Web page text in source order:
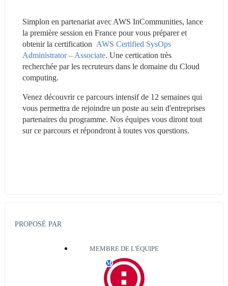
Simplon en partenariat avec AWS InCommunities, lance
la première session en France pour vous préparer et
obtenir la certification AWS Certified SysOps
Administrator – Associate. Une certication très
recherchée par les recruteurs dans le domaine du Cloud
computing.
Venez découvrir ce parcours intensif de 12 semaines qui
vous permettra de rejoindre un poste au sein d'entreprises
partenaires du programme. Nos équipes vous diront tout
sur ce parcours et répondront à toutes vos questions.
PROPOSÉ PAR
MEMBRE DE L'ÉQUIPE
M